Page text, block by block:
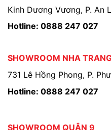
Kinh Dương Vương, P. An
Hotline: 0888 247 027
SHOWROOM NHA
731 Lê Hồng Phong, P.
Hotline: 0888 247 027
SHOWROOM QUẬN 9